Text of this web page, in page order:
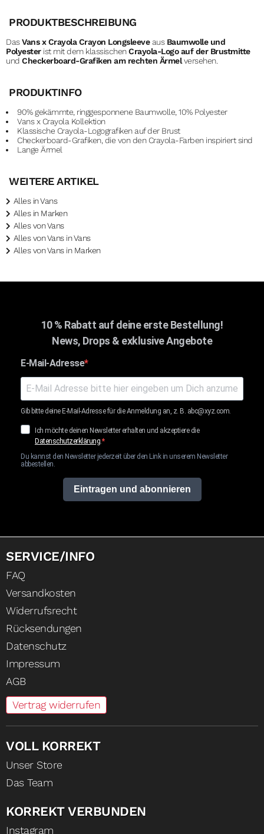
PRODUKTBESCHREIBUNG
DasVans x Crayola Crayon Longsleeveaus Baumwolle und
Polyesterist mit dem klassischenCrayola-Logo auf der Brustmitte
und Checkerboard-Grafiken am rechten Ärmelversehen.
PRODUKTINFO
90% gekämmte, ringgesponnene Baumwolle, 10% Polyester
Vans x Crayola Kollektion
Klassische Crayola-Logografiken auf der Brust
Checkerboard-Grafiken, die von den Crayola-Farben inspiriert sind
Lange Ärmel
WEITERE ARTIKEL
Alles in Vans
Alles in Marken
Alles von Vans
Alles von Vans in Vans
Alles von Vans in Marken
10 % Rabatt auf deine erste Bestellung!
News, Drops & exklusive Angebote
E-Mail-Adresse
Gib bitte deine E-Mail-Adresse für die Anmeldung an, z. B. abc@xyz.com.
Ich möchte deinen Newsletter erhalten und akzeptiere die
Datenschutzerklärung
Du kannst den Newsletter jederzeit über den Link in unserem Newsletter
abbestellen.
Eintragen und abonnieren
SERVICE/INFO
FAQ
Versandkosten
Widerrufsrecht
Rücksendungen
Datenschutz
Impressum
AGB
Vertrag widerrufen
VOLL KORREKT
Unser Store
Das Team
KORREKT VERBUNDEN
Instagram